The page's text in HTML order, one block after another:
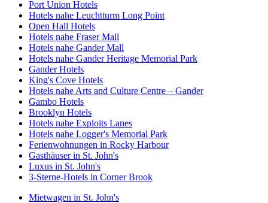
Port Union Hotels
Hotels nahe Leuchtturm Long Point
Open Hall Hotels
Hotels nahe Fraser Mall
Hotels nahe Gander Mall
Hotels nahe Gander Heritage Memorial Park
Gander Hotels
King's Cove Hotels
Hotels nahe Arts and Culture Centre – Gander
Gambo Hotels
Brooklyn Hotels
Hotels nahe Exploits Lanes
Hotels nahe Logger's Memorial Park
Ferienwohnungen in Rocky Harbour
Gasthäuser in St. John's
Luxus in St. John's
3-Sterne-Hotels in Corner Brook
Mietwagen in St. John's